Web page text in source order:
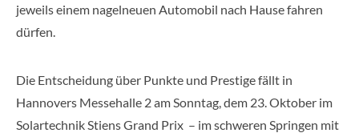
jeweils einem nagelneuen Automobil nach Hause fahren
dürfen.
Die Entscheidung über Punkte und Prestige fällt in
Hannovers Messehalle 2 am Sonntag, dem 23. Oktober im
Solartechnik Stiens Grand Prix – im schweren Springen mit